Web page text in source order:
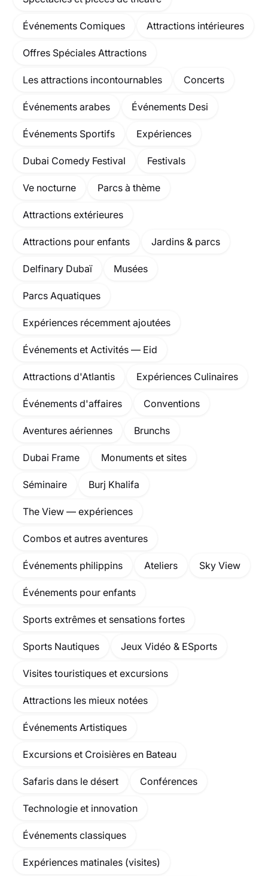
Événements Comiques Attractions intérieures
Offres Spéciales Attractions
Les attractions incontournables Concerts
Événements arabes Événements Desi
Événements Sportifs Expériences
Dubai Comedy Festival Festivals
Ve nocturne Parcs à thème
Attractions extérieures
Attractions pour enfants Jardins & parcs
Delfinary Dubaï Musées
Parcs Aquatiques
Expériences récemment ajoutées
Événements et Activités — Eid
Attractions d'Atlantis Expériences Culinaires
Événements d'affaires Conventions
Aventures aériennes Brunchs
Dubai Frame Monuments et sites
Séminaire Burj Khalifa
The View — expériences
Combos et autres aventures
Événements philippins Ateliers Sky View
Événements pour enfants
Sports extrêmes et sensations fortes
Sports Nautiques Jeux Vidéo & ESports
Visites touristiques et excursions
Attractions les mieux notées
Événements Artistiques
Excursions et Croisières en Bateau
Safaris dans le désert Conférences
Technologie et innovation
Événements classiques
Expériences matinales (visites)